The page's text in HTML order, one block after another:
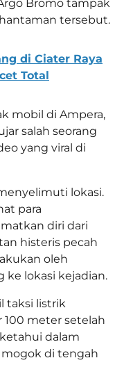
Bromo tampak
tersebut.
di Ciater Raya
Total
mobil di Ampera,
salah seorang
yang viral di
lokasi.
para
diri dari
histeris pecah
oleh
ke lokasi kejadian.
taksi listrik
meter setelah
dalam
di tengah